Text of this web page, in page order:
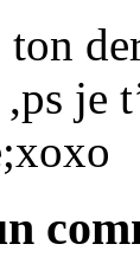
ton
,ps je